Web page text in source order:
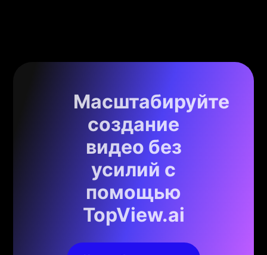
Масштабируйте
создание
видео без
усилий с
помощью
TopView.ai